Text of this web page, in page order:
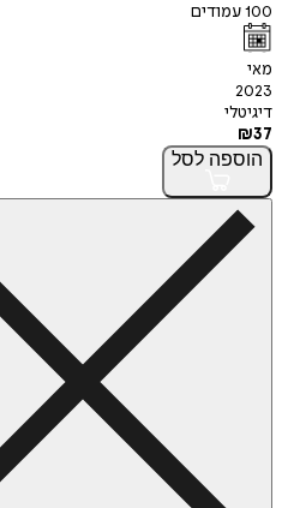
100עמודים
מאי
2023
דיגיטלי
₪37
הוספה לסל